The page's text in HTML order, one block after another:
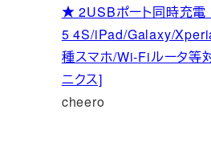
★ 2USBポート同時充
5 4S/iPad/Galaxy/
種スマホ/Wi-Fiルータ等
ニクス]
cheero